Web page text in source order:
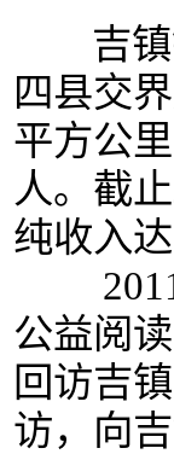
吉镇镇
四县交
平方公
人。截
纯收入达
2011
公益阅
回访吉
访，向